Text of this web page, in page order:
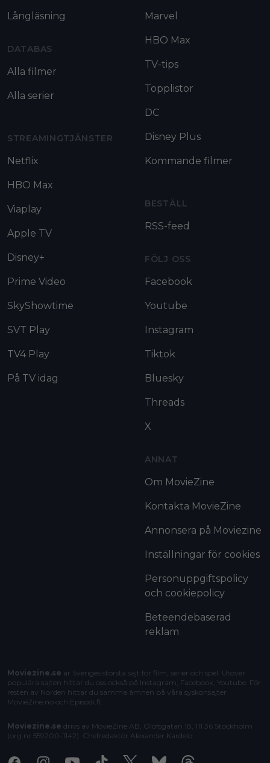
Långläsning
DATABAS
Alla filmer
Alla serier
STREAMINGTJÄNSTER
Netflix
HBO Max
Viaplay
Apple TV
Disney+
Prime Video
SkyShowtime
SVT Play
TV4 Play
På TV idag
Marvel
HBO Max
TV-tips
Topplistor
DC
Disney Plus
Kommande filmer
BESTÄLL
RSS-feed
FÖLJ OSS
Facebook
Youtube
Instagram
Tiktok
Bluesky
Threads
X
ANNAT
Om MovieZine
Kontakta MovieZine
Annonsera på Moviezine
Inställningar för cookies
Personuppgiftspolicy
och cookiepolicy
Beteendebaserad
reklam
Moviezine.se är Sveriges största sajt för film, serier och spel. Utöver
populära sajten hittar du oss också på Instagram, Facebook, Youtube. För
resten av Norden hittar du samma ämnen på våra syskonsajter
MovieZine.no och Episodi.fi
Moviezine.se drivs av MovieZine AB, Olofsgatan 18, 111 36 Stockholm
(org.nr 559200-1142). Chefredaktör Alexander Kardelo